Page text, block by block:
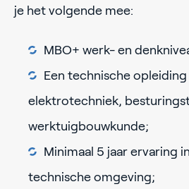
je het volgende mee:
MBO+ werk- en
Een technische
elektrotechniek,
werktuigbouwkunde;
Minimaal 5 jaar ervaring
technische omgeving;